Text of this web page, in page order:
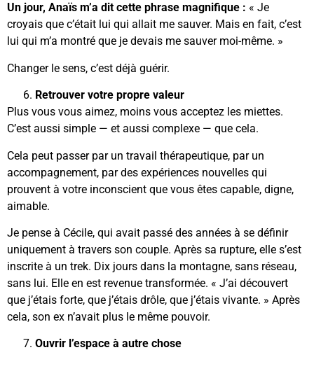
Un jour, Anaïs m’a dit cette phrase magnifique : « Je
croyais que c’était lui qui allait me sauver. Mais en fait, c’est
lui qui m’a montré que je devais me sauver moi-même. »
Changer le sens, c’est déjà guérir.
Retrouver votre propre valeur
Plus vous vous aimez, moins vous acceptez les miettes.
C’est aussi simple — et aussi complexe — que cela.
Cela peut passer par un travail thérapeutique, par un
accompagnement, par des expériences nouvelles qui
prouvent à votre inconscient que vous êtes capable, digne,
aimable.
Je pense à Cécile, qui avait passé des années à se définir
uniquement à travers son couple. Après sa rupture, elle s’est
inscrite à un trek. Dix jours dans la montagne, sans réseau,
sans lui. Elle en est revenue transformée. « J’ai découvert
que j’étais forte, que j’étais drôle, que j’étais vivante. » Après
cela, son ex n’avait plus le même pouvoir.
Ouvrir l’espace à autre chose